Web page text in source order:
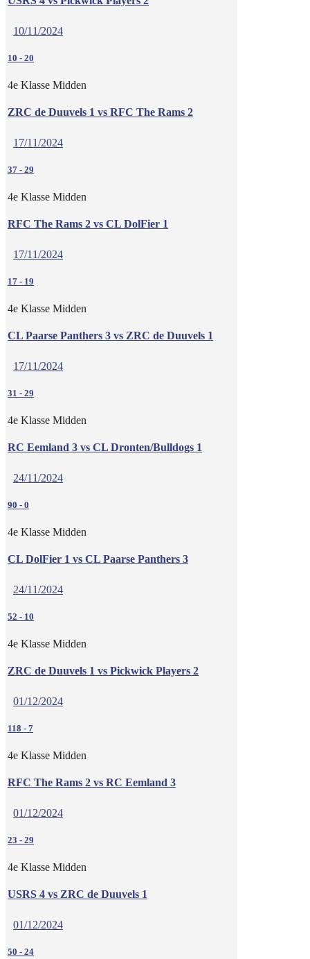
10/11/2024
10 - 20
4e Klasse Midden
ZRC de Duuvels 1 vs RFC The Rams 2
17/11/2024
37 - 29
4e Klasse Midden
RFC The Rams 2 vs CL DolFier 1
17/11/2024
17 - 19
4e Klasse Midden
CL Paarse Panthers 3 vs ZRC de Duuvels 1
17/11/2024
31 - 29
4e Klasse Midden
RC Eemland 3 vs CL Dronten/Bulldogs 1
24/11/2024
90 - 0
4e Klasse Midden
CL DolFier 1 vs CL Paarse Panthers 3
24/11/2024
52 - 10
4e Klasse Midden
ZRC de Duuvels 1 vs Pickwick Players 2
01/12/2024
118 - 7
4e Klasse Midden
RFC The Rams 2 vs RC Eemland 3
01/12/2024
23 - 29
4e Klasse Midden
USRS 4 vs ZRC de Duuvels 1
01/12/2024
50 - 24